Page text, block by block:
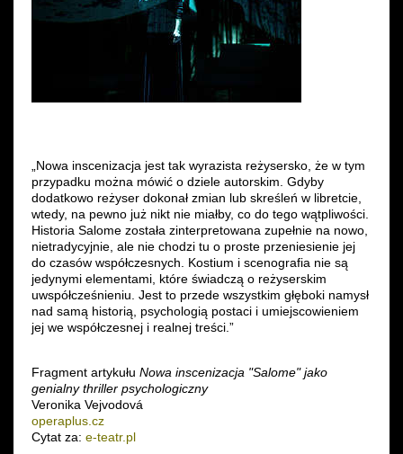
„Nowa inscenizacja jest tak wyrazista reżysersko, że w tym
przypadku można mówić o dziele autorskim. Gdyby
dodatkowo reżyser dokonał zmian lub skreśleń w libretcie,
wtedy, na pewno już nikt nie miałby, co do tego wątpliwości.
Historia Salome została zinterpretowana zupełnie na nowo,
nietradycyjnie, ale nie chodzi tu o proste przeniesienie jej
do czasów współczesnych. Kostium i scenografia nie są
jedynymi elementami, które świadczą o reżyserskim
uwspółcześnieniu. Jest to przede wszystkim głęboki namysł
nad samą historią, psychologią postaci i umiejscowieniem
jej we współczesnej i realnej treści.”
Fragment artykułu Nowa inscenizacja "Salome" jako
genialny thriller psychologiczny
Veronika Vejvodová
operaplus.cz
Cytat za: e-teatr.pl